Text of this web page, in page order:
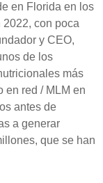
en Florida en los
con poca
y CEO,
de los
más
en red / MLM en
antes de
a generar
que se han